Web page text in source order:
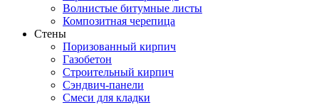
Волнистые битумные листы
Композитная черепица
Стены
Поризованный кирпич
Газобетон
Строительный кирпич
Сэндвич-панели
Смеси для кладки